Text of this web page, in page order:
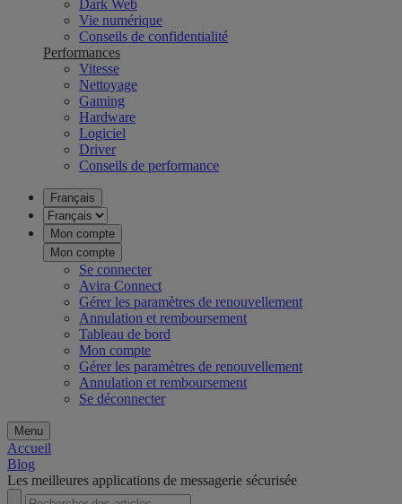
Dark Web
Vie numérique
Conseils de confidentialité
Performances
Vitesse
Nettoyage
Gaming
Hardware
Logiciel
Driver
Conseils de performance
Français
Mon compte
Mon compte
Se connecter
Avira Connect
Gérer les paramètres de renouvellement
Annulation et remboursement
Tableau de bord
Mon compte
Gérer les paramètres de renouvellement
Annulation et remboursement
Se déconnecter
Menu
Accueil
Blog
Les meilleures applications de messagerie sécurisée